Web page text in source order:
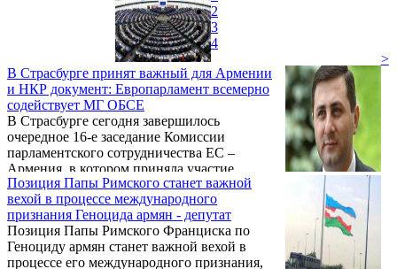
квалифицируются международным правом
как военные преступления и преступления
против человечности.
В Страсбурге принят важный для Армении
и НКР документ: Европарламент всемерно
содействует МГ ОБСЕ
В Страсбурге сегодня завершилось
очередное 16-е заседание Комиссии
парламентского сотрудничества ЕС –
Армения, в котором приняла участие
делегация Национального Собрания РА.
Подробности передает пресс-служба
парламента РА.
Позиция Папы Римского станет важной
вехой в процессе международного
признания Геноцида армян - депутат
Позиция Папы Римского Франциска по
Геноциду армян станет важной вехой в
процессе его международного признания,
2
3
4
>